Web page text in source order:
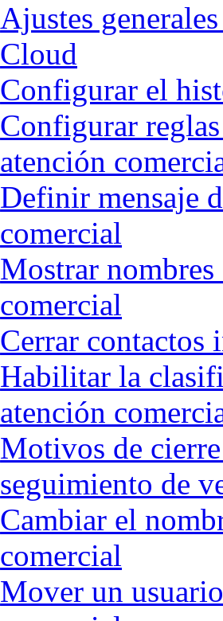
Ajustes
Cloud
Configurar el
Configurar
atención
Definir mensaje
comercial
Mostrar nombres
comercial
Cerrar contactos
Habilitar la
atención
Motivos de
seguimiento de
Cambiar el
comercial
Mover un